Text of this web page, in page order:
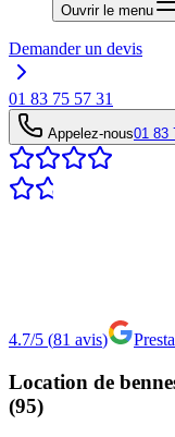
Ouvrir le menu
Demander un devis
01 83 75 57 31
Appelez-nous01 83
4.7/5 (81 avis)
Location de
(95)